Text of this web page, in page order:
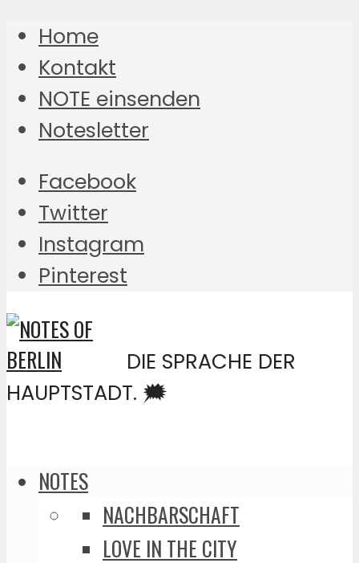
Home
Kontakt
NOTE einsenden
Notesletter
Facebook
Twitter
Instagram
Pinterest
DIE SPRACHE DER
HAUPTSTADT. 🗯️
NOTES
NACHBARSCHAFT
LOVE IN THE CITY